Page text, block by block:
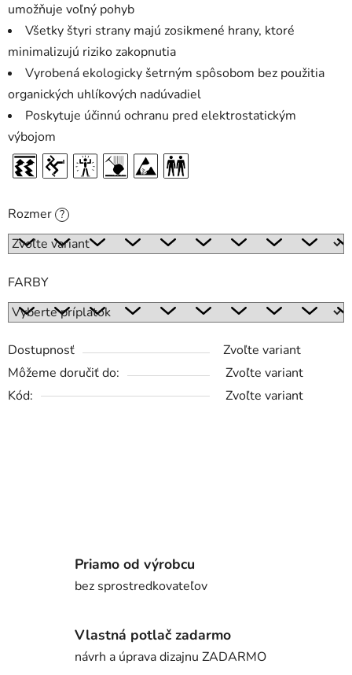
umožňuje voľný pohyb
Všetky štyri strany majú zosikmené hrany, ktoré
minimalizujú riziko zakopnutia
Vyrobená ekologicky šetrným spôsobom bez použitia
organických uhlíkových nadúvadiel
Poskytuje účinnú ochranu pred elektrostatickým
výbojom
Rozmer ?
FARBY
Dostupnosť
Zvoľte variant
Môžeme doručiť do:
Zvoľte variant
Kód:
Zvoľte variant
Priamo od výrobcu
bez sprostredkovateľov
Vlastná potlač zadarmo
návrh a úprava dizajnu ZADARMO